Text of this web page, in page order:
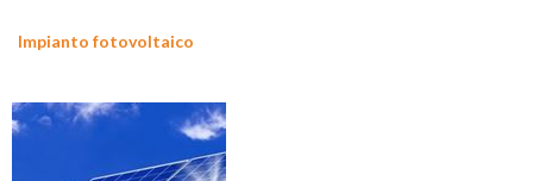
Impianto fotovoltaico